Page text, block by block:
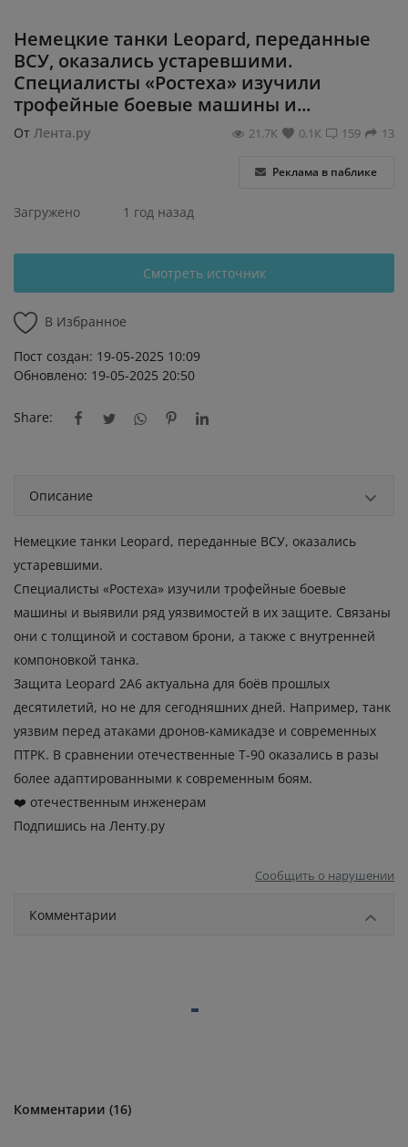
Немецкие танки Leopard, переданные
ВСУ, оказались устаревшими.
Специалисты «Ростеха» изучили
трофейные боевые машины и...
От Лента.ру 13
159
0.1К
21.7К
Реклама в паблике
Загружено 1 год назад
Смотреть источник
В Избранное
Пост создан: 19-05-2025 10:09
Обновлено: 19-05-2025 20:50
Share:
Описание
Немецкие танки Leopard, переданные ВСУ, оказались
устаревшими.
Специалисты «Ростеха» изучили трофейные боевые
машины и выявили ряд уязвимостей в их защите. Связаны
они с толщиной и составом брони, а также с внутренней
компоновкой танка.
Защита Leopard 2A6 актуальна для боёв прошлых
десятилетий, но не для сегодняшних дней. Например, танк
уязвим перед атаками дронов-камикадзе и современных
ПТРК. В сравнении отечественные Т-90 оказались в разы
более адаптированными к современным боям.
❤️ отечественным инженерам
Подпишись на Ленту.ру
Сообщить о нарушении
Комментарии
Комментарии (16)